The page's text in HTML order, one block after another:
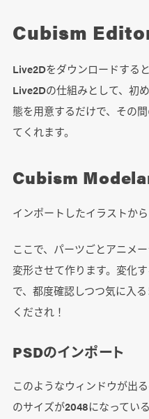
Cubism Editor
Live2Dをダウンロードする
Live2Dの仕組みとして、初
態を用意するだけで、その
てくれます。
Cubism
インポートしたイラストか
ここで、パーツごとアニメ
変形させて作ります。変化
で、都度確認しつつ気に入
くだされ！
PSDのインポート
このようなウィンドウが出
のサイズが2048になってい